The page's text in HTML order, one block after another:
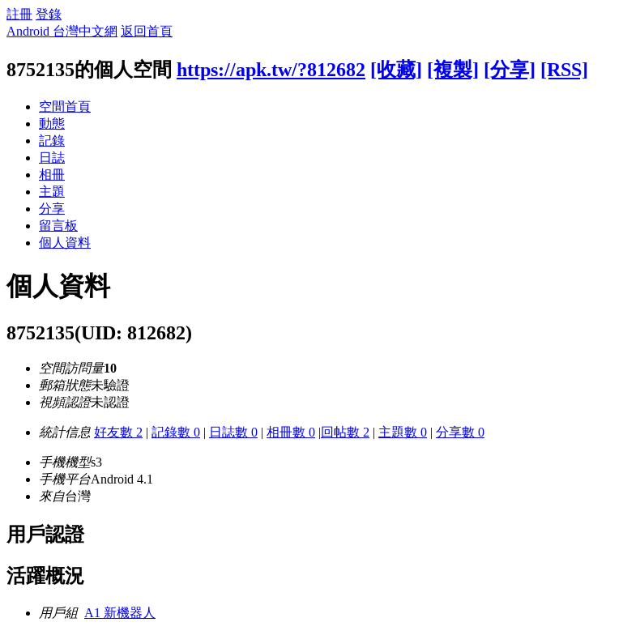
註冊 登錄
Android 台灣中文網 返回首頁
8752135的個人空間 https://apk.tw/?812682 [收藏] [複製] [分享] [RSS]
空間首頁
動態
記錄
日誌
相冊
主題
分享
留言板
個人資料
個人資料
8752135(UID: 812682)
空間訪問量10
郵箱狀態未驗證
視頻認證未認證
統計信息 好友數 2 | 記錄數 0 | 日誌數 0 | 相冊數 0 |回帖數 2 | 主題數 0 | 分享數 0
手機機型s3
手機平台Android 4.1
來自台灣
用戶認證
活躍概況
用戶組 A1 新機器人